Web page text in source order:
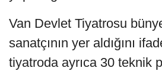
Van Devlet Tiyatrosu
sanatçının yer aldığını
tiyatroda ayrıca 30 teknik